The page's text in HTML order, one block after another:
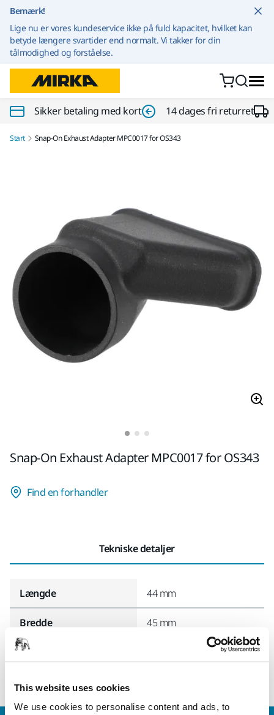
This website uses cookies
We use cookies to personalise content and ads, to
Bemærk!
Lige nu er vores kundeservice ikke på fuld kapacitet, hvilket kan
betyde længere svartider end normalt. Vi takker for din
tålmodighed og forståelse.
Sikker betaling med kort 14 dages fri returret
Start Snap-On Exhaust Adapter MPC0017 for OS343
Snap-On Exhaust Adapter MPC0017 for OS343
Find en forhandler
Tekniske detaljer
Længde 44 mm
Bredde 45 mm